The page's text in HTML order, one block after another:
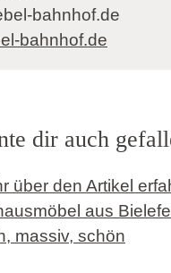
bahnhof.de
bahnhof.de
dir auch